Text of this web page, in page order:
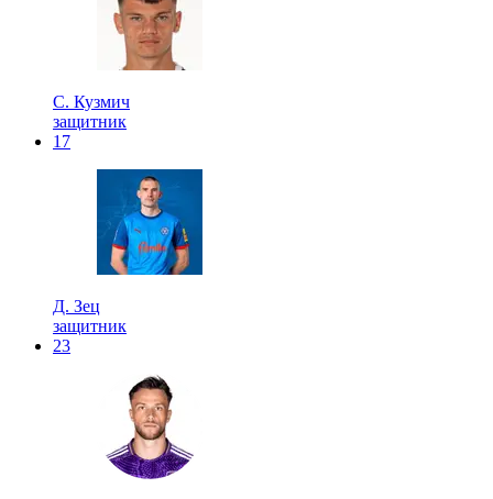
С. Кузмич
защитник
17
Д. Зец
защитник
23